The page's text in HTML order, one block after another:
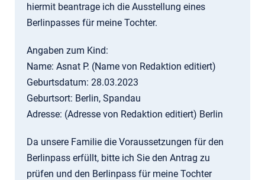
hiermit beantrage ich die Ausstellung eines
Berlinpasses für meine Tochter.
Angaben zum Kind:
Name: Asnat P. (Name von Redaktion editiert)
Geburtsdatum: 28.03.2023
Geburtsort: Berlin, Spandau
Adresse: (Adresse von Redaktion editiert) Berlin
Da unsere Familie die Voraussetzungen für den
Berlinpass erfüllt, bitte ich Sie den Antrag zu
prüfen und den Berlinpass für meine Tochter